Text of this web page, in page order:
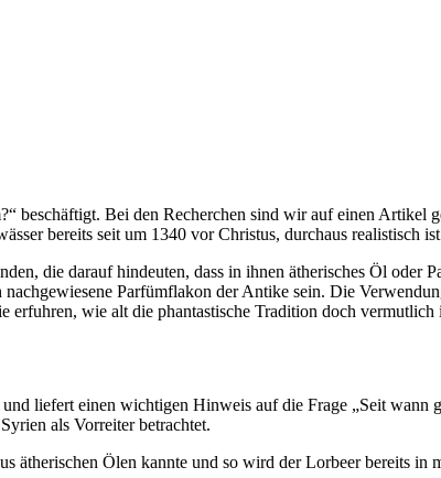
beschäftigt. Bei den Recherchen sind wir auf einen Artikel
bereits seit um 1340 vor Christus, durchaus realistisch
die darauf hindeuten, dass in ihnen ätherisches Öl
Parfümflakon der Antike sein. Die
wie alt die phantastische Tradition doch
liefert einen wichtigen Hinweis auf die Frage „Seit wann
als Vorreiter betrachtet.
ätherischen Ölen kannte und so wird der Lorbeer bereits in